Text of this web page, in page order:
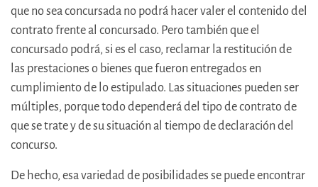
que no sea concursada no podrá hacer valer el contenido del
contrato frente al concursado. Pero también que el
concursado podrá, si es el caso, reclamar la restitución de
las prestaciones o bienes que fueron entregados en
cumplimiento de lo estipulado. Las situaciones pueden ser
múltiples, porque todo dependerá del tipo de contrato de
que se trate y de su situación al tiempo de declaración del
concurso.
De hecho, esa variedad de posibilidades se puede encontrar